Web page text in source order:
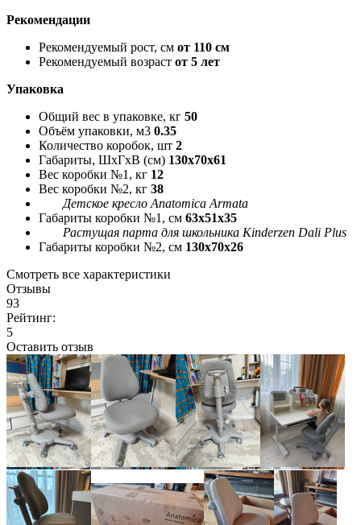
Рекомендации
Рекомендуемый рост, см от 110 см
Рекомендуемый возраст от 5 лет
Упаковка
Общий вес в упаковке, кг 50
Объём упаковки, м3 0.35
Количество коробок, шт 2
Габариты, ШxГxВ (см) 130x70x61
Вес коробки №1, кг 12
Вес коробки №2, кг 38
Детское кресло Anatomica Armata
Габариты коробки №1, см 63x51x35
Растущая парта для школьника Kinderzen Dali Plus
Габариты коробки №2, см 130x70x26
Смотреть все характеристики
Отзывы
93
Рейтинг:
5
Оставить отзыв